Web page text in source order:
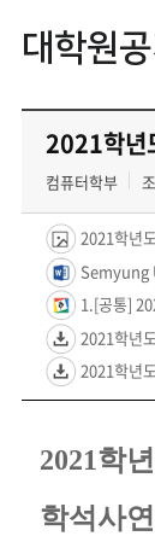
대학원
2021학년
컴퓨터학부
2021학년
1.[공통]
2021학년
2021학년
2021학
학석사